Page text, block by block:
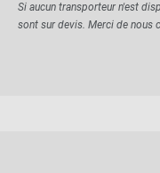
Si aucun transporteur n'est
sont sur devis. Merci de nous